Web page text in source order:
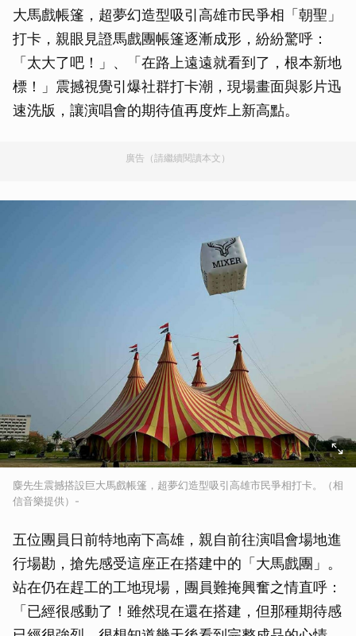
大馬戲帳篷，超夢幻造型吸引高雄市民爭相「朝聖」
打卡，親眼見證馬戲團帳篷逐漸成形，紛紛驚呼：
「太大了吧！」、「在路上遠遠就看到了，根本新地
標！」震撼視覺引爆社群打卡潮，現場畫面與影片迅
速洗版，讓演唱會的期待值再度炸上新高點。
廣告（請繼續閱讀本文）
麋先生震撼搭設巨大馬戲帳篷，超夢幻造型吸引高雄市民爭相打卡。（相
信音樂提供）-
五位團員日前特地南下高雄，親自前往演唱會場地進
行場勘，搶先感受這座正在搭建中的「大馬戲團」。
站在仍在趕工的工地現場，團員難掩興奮之情直呼：
「已經很感動了！雖然現在還在搭建，但那種期待感